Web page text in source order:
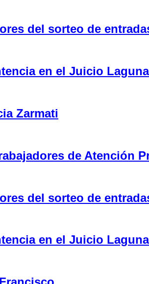
del sorteo de
en el Juicio
Zarmati
de Atención
del sorteo de
en el Juicio